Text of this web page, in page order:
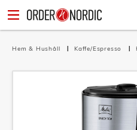
Hem & Hushåll Kaffe/Espresso